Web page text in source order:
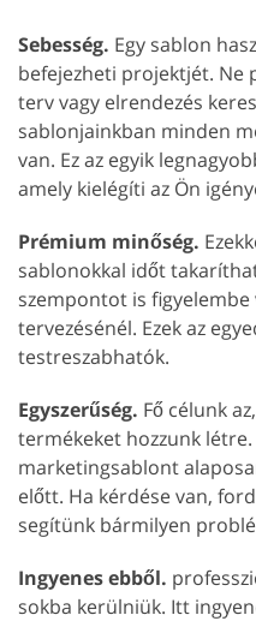
Sebesség. Egy sablon
befejezheti projektjét. Ne
terv vagy elrendezés
sablonjainkban minden
van. Ez az egyik
amely kielégíti az Ön
Prémium minőség.
sablonokkal időt
szempontot is figyelembe
tervezésénél. Ezek az
testreszabhatók.
Egyszerűség. Fő célunk
termékeket hozzunk
marketingsablont
előtt. Ha kérdése van,
segítünk bármilyen
Ingyenes ebből.
sokba kerülniük. Itt